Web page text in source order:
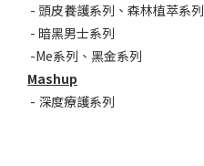
- 頭皮養護系列 、 森林植萃系列
- 暗黑男士系列
-Me系列 、 黑金系列
Mashup
- 深度療護系列